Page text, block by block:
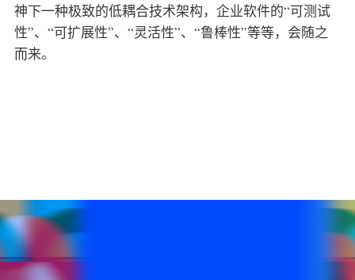
神下一种极致的低耦合技术架构，企业软件的“可测试
性”、“可扩展性”、“灵活性”、“鲁棒性”等等，会随之
而来。